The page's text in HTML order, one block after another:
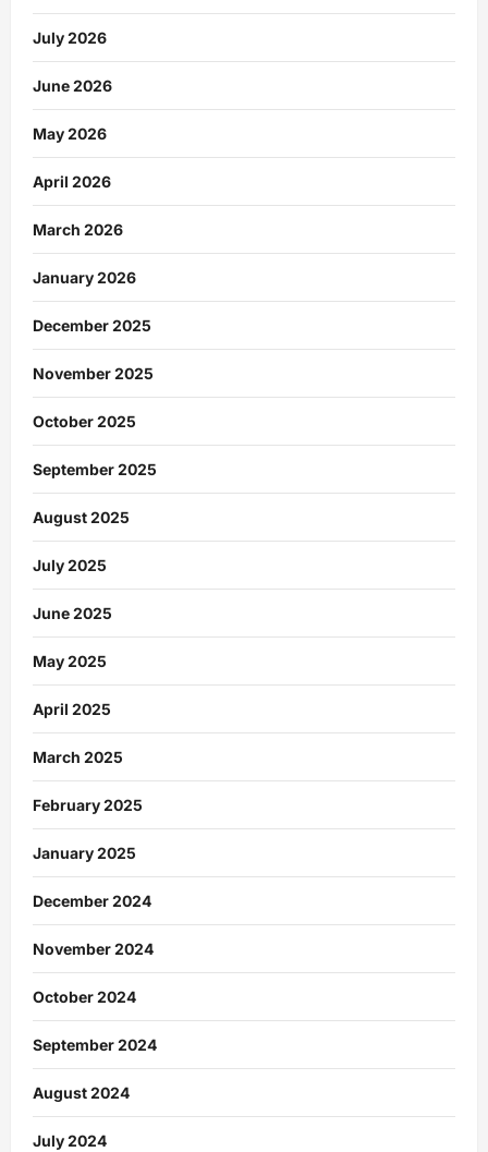
July 2026
June 2026
May 2026
April 2026
March 2026
January 2026
December 2025
November 2025
October 2025
September 2025
August 2025
July 2025
June 2025
May 2025
April 2025
March 2025
February 2025
January 2025
December 2024
November 2024
October 2024
September 2024
August 2024
July 2024